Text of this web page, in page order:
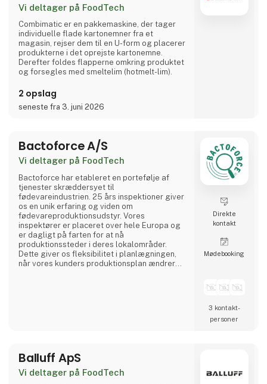
Vi deltager på FoodTech
Combimatic er en pakkemaskine, der tager
individuelle flade kartonemner fra et
magasin, rejser dem til en U-form og placerer
produkterne i det oprejste kartonemne.
Derefter foldes flapperne omkring produktet
og forsegles med smeltelim (hotmelt-lim).
2 opslag
seneste fra 3. juni 2026
Bactoforce A/S
Vi deltager på FoodTech
Bactoforce har etableret en portefølje af
tjenester skræddersyet til
fødevareindustrien. 25 års inspektioner giver
os en unik erfaring og viden om
fødevareproduktionsudstyr. Vores
inspektører er placeret over hele Europa og
er dagligt på farten for at nå
produktionssteder i deres lokalområder.
Dette giver os fleksibilitet i planlægningen,
når vores kunders produktionsplan ændrer
Direkte
kontakt
Møde­booking
3 kontakt­
personer
Balluff ApS
Vi deltager på FoodTech